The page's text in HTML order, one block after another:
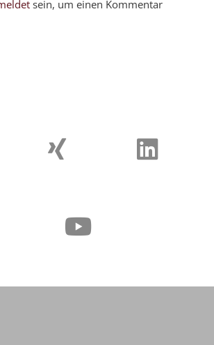
sein, um einen Kommentar